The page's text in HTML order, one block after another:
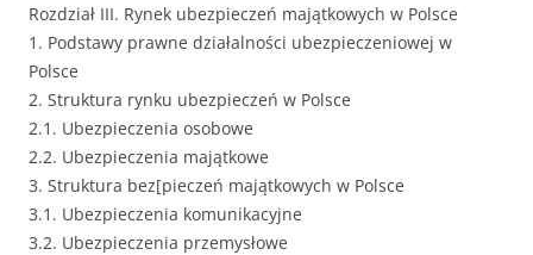
Rozdział III. Rynek ubezpieczeń majątkowych w Polsce
1. Podstawy prawne działalności ubezpieczeniowej w
Polsce
2. Struktura rynku ubezpieczeń w Polsce
2.1. Ubezpieczenia osobowe
2.2. Ubezpieczenia majątkowe
3. Struktura bez[pieczeń majątkowych w Polsce
3.1. Ubezpieczenia komunikacyjne
3.2. Ubezpieczenia przemysłowe